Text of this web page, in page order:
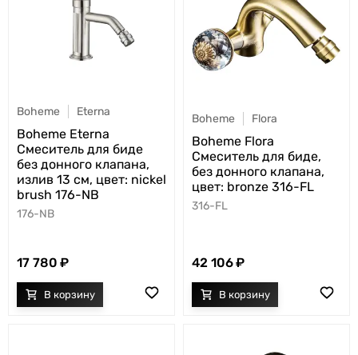
Boheme Eterna
Boheme Eterna
Смеситель для биде
без донного клапана,
излив 13 см, цвет: nickel
brush 176-NB
176-NB
17 780
Boheme Flora
Boheme Flora
Смеситель для биде,
без донного клапана,
цвет: bronze 316-FL
316-FL
42 106